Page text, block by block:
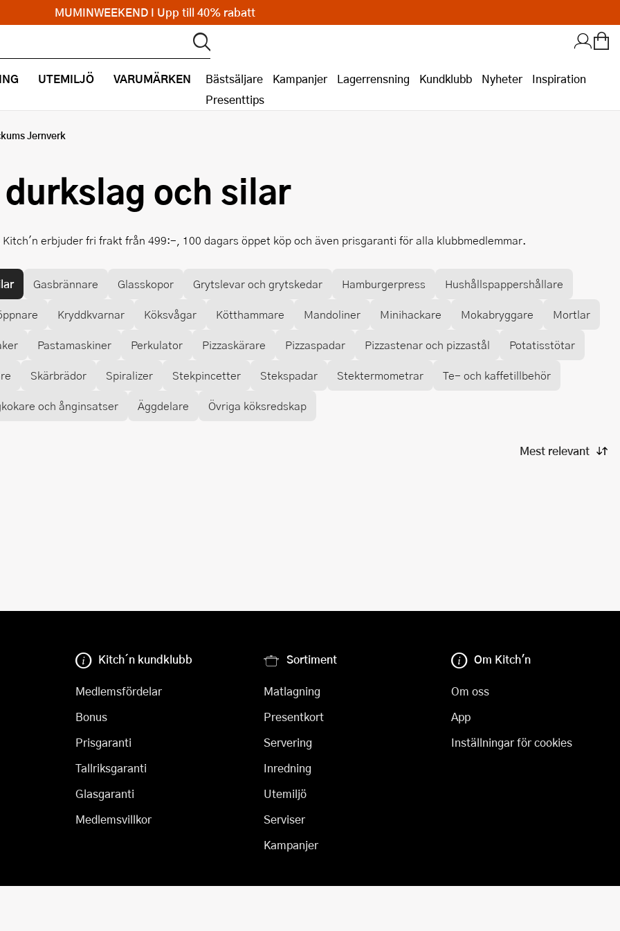
UTEMILJÖ VARUMÄRKEN Bästsäljare Kampanjer Lagerrensning Kundklubb Nyheter
Inspiration
Presenttips
Jernverk
durkslag och silar
erbjuder fri frakt från 499:-, 100 dagars öppet köp och även prisgaranti för alla klubbmedlemmar.
Gasbrännare Glasskopor Grytslevar och grytskedar Hamburgerpress
Hushållspappershållare
Kryddkvarnar Köksvågar Kötthammare Mandoliner Minihackare Mokabryggare
Mortlar
Pastamaskiner Perkulator Pizzaskärare Pizzaspadar Pizzastenar och pizzastål
Potatisstötar
Skärbrädor Spiralizer Stekpincetter Stekspadar Stektermometrar
Te- och kaffetillbehör
och ånginsatser Äggdelare Övriga köksredskap
Kitch´n kundklubb
Medlemsfördelar
Bonus
Prisgaranti
Tallriksgaranti
Glasgaranti
Medlemsvillkor
Sortiment
Matlagning
Presentkort
Servering
Inredning
Utemiljö
Serviser
Kampanjer
Om Kitch'n
Om oss
App
Inställningar för cookies
MUMINWEEKEND I Upp till 40% rabatt